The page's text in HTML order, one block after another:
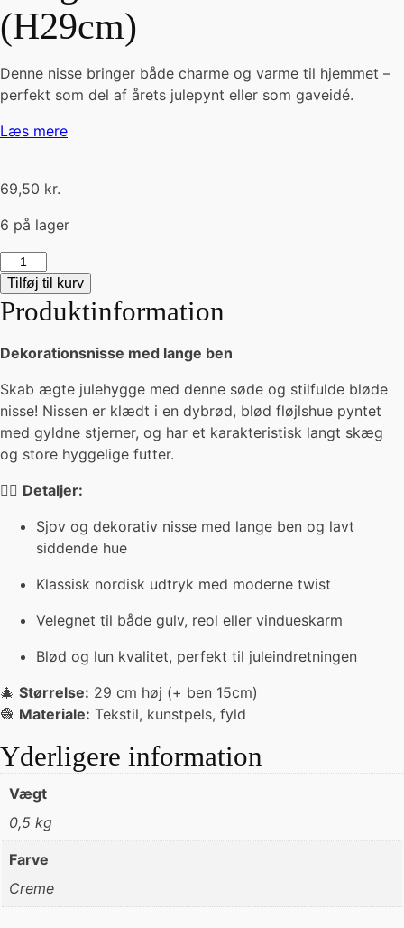
(H29cm)
Denne nisse bringer både charme og varme til hjemmet –
perfekt som del af årets julepynt eller som gaveidé.
Læs mere
69,50 kr.
6 på lager
Langbenet
nisse
-
creme
(H29cm)
Tilføj til kurv
Produktinformation
Dekorationsnisse med lange ben
Skab ægte julehygge med denne søde og stilfulde bløde
nisse! Nissen er klædt i en dybrød, blød fløjlshue pyntet
med gyldne stjerner, og har et karakteristisk langt skæg
og store hyggelige futter.
🧝‍♂️ Detaljer:
Sjov og dekorativ nisse med lange ben og lavt
siddende hue
Klassisk nordisk udtryk med moderne twist
Velegnet til både gulv, reol eller vindueskarm
Blød og lun kvalitet, perfekt til juleindretningen
🎄 Størrelse: 29 cm høj (+ ben 15cm)
🧶 Materiale: Tekstil, kunstpels, fyld
Yderligere information
Vægt
0,5 kg
Farve
Creme